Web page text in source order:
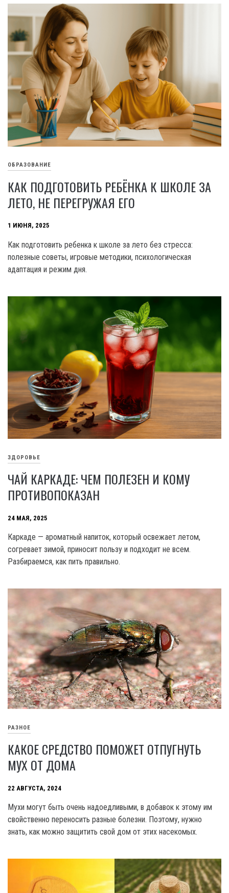
ОБРАЗОВАНИЕ
КАК ПОДГОТОВИТЬ РЕБЁНКА К ШКОЛЕ ЗА
ЛЕТО, НЕ ПЕРЕГРУЖАЯ ЕГО
1 ИЮНЯ, 2025
Как подготовить ребенка к школе за лето без стресса:
полезные советы, игровые методики, психологическая
адаптация и режим дня.
ЗДОРОВЬЕ
ЧАЙ КАРКАДЕ: ЧЕМ ПОЛЕЗЕН И КОМУ
ПРОТИВОПОКАЗАН
24 МАЯ, 2025
Каркаде — ароматный напиток, который освежает летом,
согревает зимой, приносит пользу и подходит не всем.
Разбираемся, как пить правильно.
РАЗНОЕ
КАКОЕ СРЕДСТВО ПОМОЖЕТ ОТПУГНУТЬ
МУХ ОТ ДОМА
22 АВГУСТА, 2024
Мухи могут быть очень надоедливыми, в добавок к этому им
свойственно переносить разные болезни. Поэтому, нужно
знать, как можно защитить свой дом от этих насекомых.